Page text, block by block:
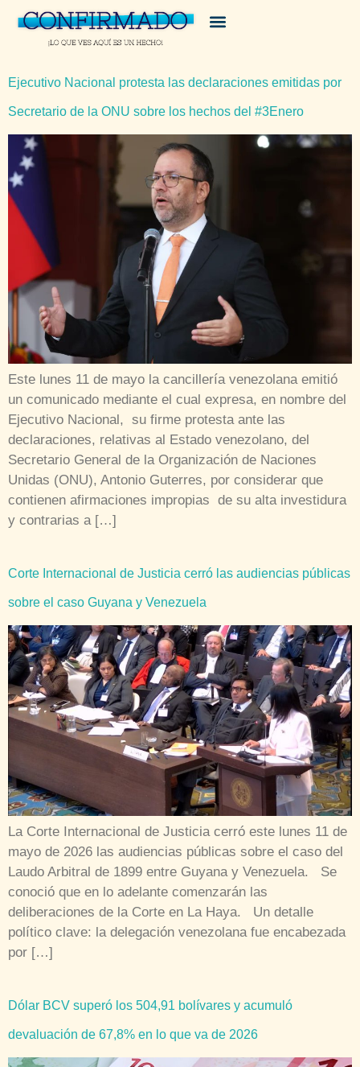
Ejecutivo Nacional protesta las declaraciones emitidas por
Secretario de la ONU sobre los hechos del #3Enero
Este lunes 11 de mayo la cancillería venezolana emitió
un comunicado mediante el cual expresa, en nombre del
Ejecutivo Nacional, su firme protesta ante las
declaraciones, relativas al Estado venezolano, del
Secretario General de la Organización de Naciones
Unidas (ONU), Antonio Guterres, por considerar que
contienen afirmaciones impropias de su alta investidura
y contrarias a […]
Corte Internacional de Justicia cerró las audiencias públicas
sobre el caso Guyana y Venezuela
La Corte Internacional de Justicia cerró este lunes 11 de
mayo de 2026 las audiencias públicas sobre el caso del
Laudo Arbitral de 1899 entre Guyana y Venezuela. Se
conoció que en lo adelante comenzarán las
deliberaciones de la Corte en La Haya. Un detalle
político clave: la delegación venezolana fue encabezada
por […]
Dólar BCV superó los 504,91 bolívares y acumuló
devaluación de 67,8% en lo que va de 2026